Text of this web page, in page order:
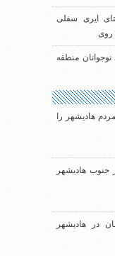
ایری سفلی
روی
نوجوانان منطقه
هادیشهر را
هادیشهر
در هادیشهر